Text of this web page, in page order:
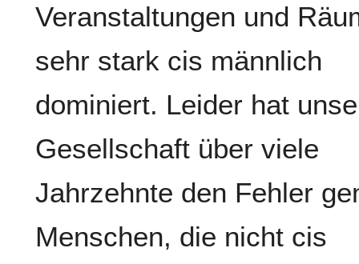
Veranstaltungen und
sehr stark cis männlich
dominiert. Leider hat
Gesellschaft über viele
Jahrzehnte den Fehler
Menschen, die nicht cis